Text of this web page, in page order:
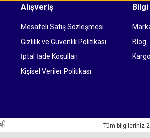
Alışveriş
Mesafeli Satış Sözleşmesi
Gizlilik ve Güvenlik Politikası
İptal İade Koşullari
Kişisel Veriler Politikası
Bilgi
Blog
Tüm bilgileriniz